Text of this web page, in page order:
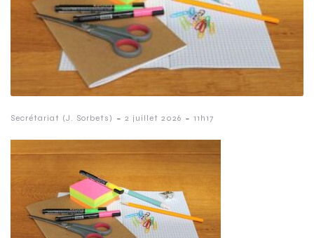
Secrétariat (J. Sorbets) - 2 juillet 2026 - 11h17